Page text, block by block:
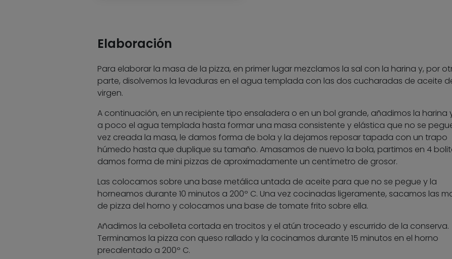
Elaboración
Para elaborar la masa de la pizza, en primer lugar mezclamos la sal con la harina y, por
parte, disolvemos la levaduras en el agua templada con las dos cucharadas de aceite
virgen.
A continuación, en un recipiente tipo ensaladera o en un bol grande, añadimos la harina
a poco el agua templada hasta formar una masa consistente y elástica que no se
vez creada la masa, le damos forma de bola y la dejamos reposar tapada con un trapo
húmedo hasta que duplique su tamaño. Amasamos de nuevo la bola, partimos en 4
damos forma de mini pizzas de aproximadamente un centímetro de grosor.
Las colocamos sobre una base metálica untada de aceite para que no se pegue y la
horneamos durante 10 minutos a 200º C. Una vez cocinadas ligeramente, sacamos las
de pizza del horno y colocamos una base de tomate frito sobre ella.
Añadimos la cebolleta cortada en trocitos y el atún troceado y escurrido de la conserva.
Terminamos la pizza con queso rallado y la cocinamos durante 15 minutos en el horno
precalentado a 200º C.